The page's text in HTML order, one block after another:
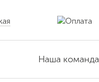
Наша команда